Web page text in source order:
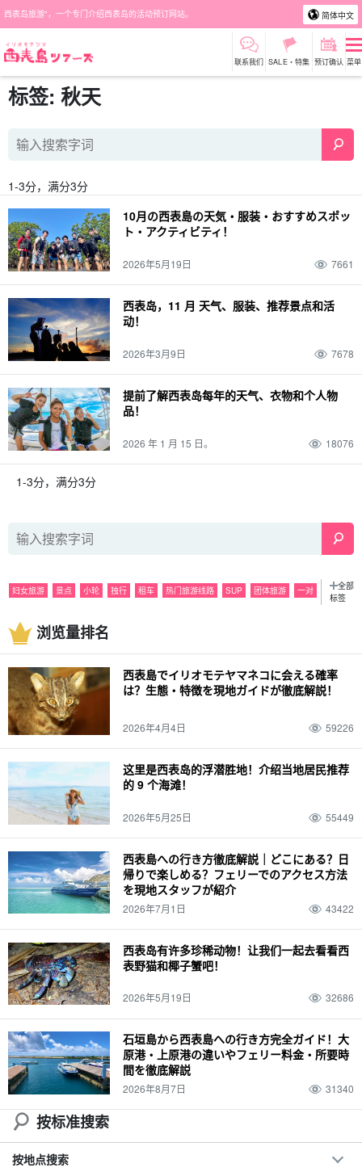
西表岛旅游"，一个专门介绍西表岛的活动预订网站。 简体中文
联系我们 SALE・特集 预订确认 菜单
标签: 秋天
1-3分，满分3分
10月の西表島の天気・服装・おすすめスポッ
ト・アクティビティ！
2026年5月19日 7661
西表岛，11 月 天气、服装、推荐景点和活
动！
2026年3月9日 7678
提前了解西表岛每年的天气、衣物和个人物
品！
2026 年 1 月 15 日。 18076
1-3分，满分3分
妇女旅游 景点 小轮 独行 租车 热门旅游线路 SUP 团体旅游 一对
特色产品和纪念品 皮划艇
天气 夏季 麦冬草 装束 秋季 驾驶 12 月 冬季 经历 春假 家庭
动物 西表野猫（Prionailurus bengalensis iriomotensis）
全部
标签
浏览量排名
西表島でイリオモテヤマネコに会える確率
は？生態・特徴を現地ガイドが徹底解説！
2026年4月4日 59226
这里是西表岛的浮潜胜地！介绍当地居民推荐
的 9 个海滩！
2026年5月25日 55449
西表島への行き方徹底解説｜どこにある？日
帰りで楽しめる？フェリーでのアクセス方法
を現地スタッフが紹介
2026年7月1日 43422
西表岛有许多珍稀动物！让我们一起去看看西
表野猫和椰子蟹吧！
2026年5月19日 32686
石垣島から西表島への行き方完全ガイド！大
原港・上原港の違いやフェリー料金・所要時
間を徹底解説
2026年8月7日 31340
按标准搜索
按地点搜索